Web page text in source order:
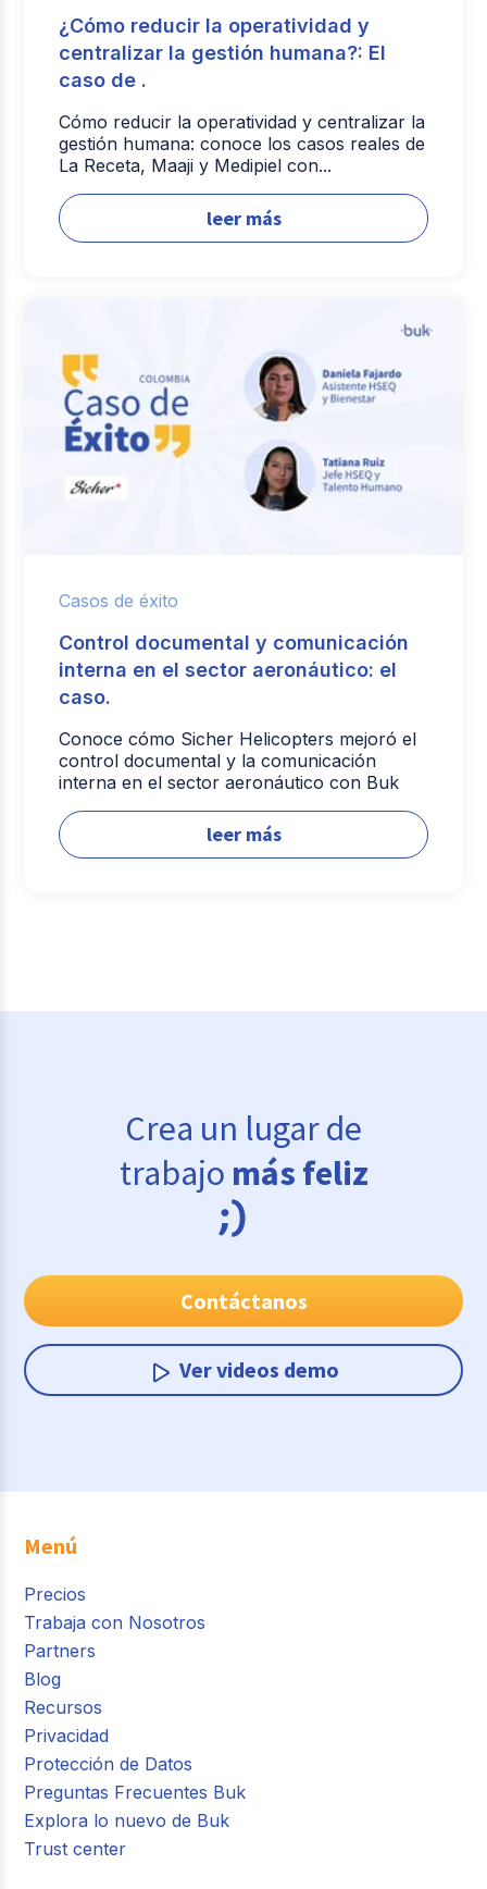
¿Cómo reducir la operatividad y
centralizar la gestión humana?: El
caso de .
Cómo reducir la operatividad y centralizar la
gestión humana: conoce los casos reales de
La Receta, Maaji y Medipiel con...
leer más
Casos de éxito
Control documental y comunicación
interna en el sector aeronáutico: el
caso.
Conoce cómo Sicher Helicopters mejoró el
control documental y la comunicación
interna en el sector aeronáutico con Buk
leer más
Crea un lugar de
trabajo más feliz
Contáctanos
Ver videos demo
Menú
Precios
Trabaja con Nosotros
Partners
Blog
Recursos
Privacidad
Protección de Datos
Preguntas Frecuentes Buk
Explora lo nuevo de Buk
Trust center